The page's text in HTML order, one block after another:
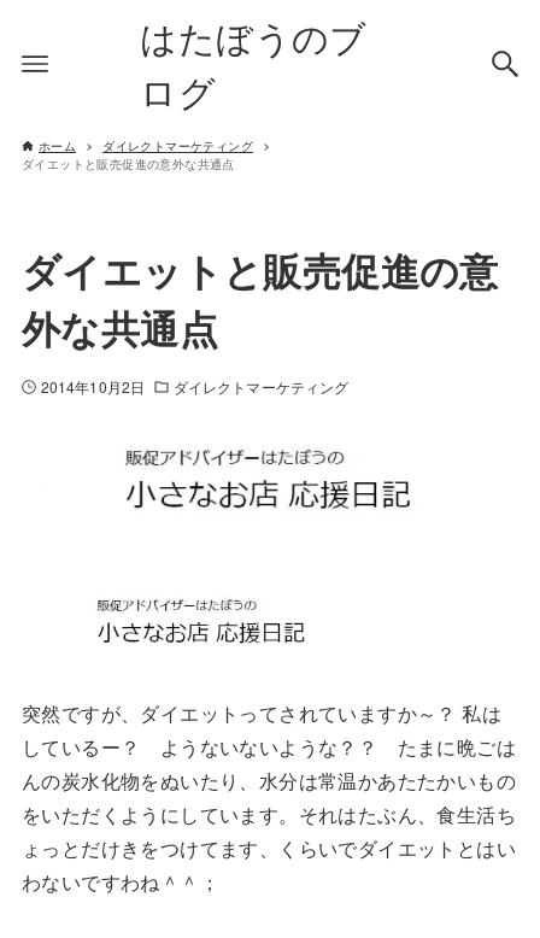
はたぼうのブ
ログ
ホーム
ダイレクトマーケティング
ダイエットと販売促進の意外な共通点
ダイエットと販売促進の意
外な共通点
2014年10月2日 ダイレクトマーケティング
突然ですが、ダイエットってされていますか～？ 私は
しているー？ ようないないような？？ たまに晩ごは
んの炭水化物をぬいたり、水分は常温かあたたかいもの
をいただくようにしています。それはたぶん、食生活ち
ょっとだけきをつけてます、くらいでダイエットとはい
わないですわね＾＾；